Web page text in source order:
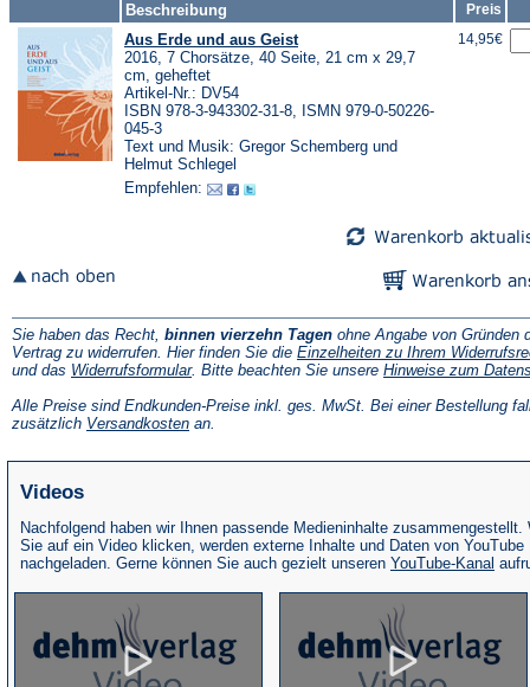
Beschreibung
Preis
Aus Erde und aus Geist
2016, 7 Chorsätze, 40 Seite, 21 cm x 29,7
cm, geheftet
Artikel-Nr.: DV54
ISBN 978-3-943302-31-8, ISMN 979-0-50226-
045-3
Text und Musik: Gregor Schemberg und
Helmut Schlegel
Empfehlen:
14,95€
Sie haben das Recht, binnen vierzehn Tagen ohne Angabe von Gründen
Vertrag zu widerrufen. Hier finden Sie die Einzelheiten zu Ihrem
und das Widerrufsformular(Öffnet
einem
neuen
. Bitte beachten Sie unsere Hinweise zum
Alle Preise sind Endkunden-Preise inkl. ges. MwSt. Bei einer Bestellung
zusätzlich Versandkosten(Öffnet
an.
Videos
Nachfolgend haben wir Ihnen passende Medieninhalte zusammengestellt.
Sie auf ein Video klicken, werden externe Inhalte und Daten von YouTube
nachgeladen. Gerne können Sie auch gezielt unseren YouTube-Kanal